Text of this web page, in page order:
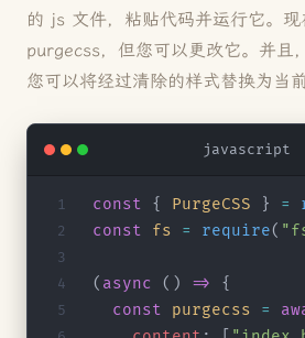
的 js 文件，粘贴代码并运行它。
purgecss，但您可以更改它。并且
您可以将经过清除的样式替换为当前
javascript
const { PurgeCSS } =
const fs = require(
( async () =>
{
  const
purgecss =